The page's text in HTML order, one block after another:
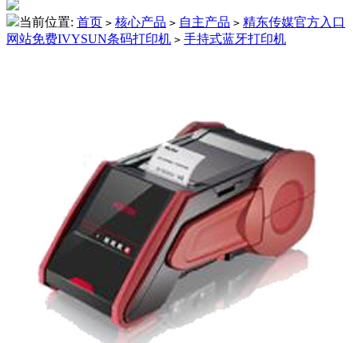
当前位置: 首页 > 核心产品 > 自主产品 > 精东传媒官方入口
网站免费IVYSUN条码打印机 > 手持式蓝牙打印机